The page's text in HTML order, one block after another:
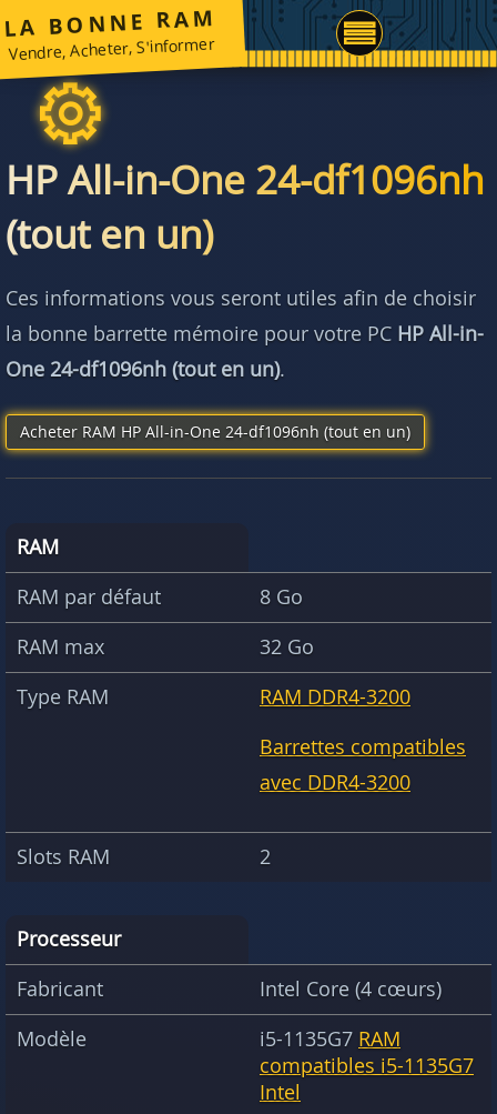
LA BONNE RAM
Vendre, Acheter, S'informer
HP All-in-One 24-df1096nh
(tout en un)
Ces informations vous seront utiles afin de choisir
la bonne barrette mémoire pour votre PC HP All-in-
One 24-df1096nh (tout en un).
Acheter RAM HP All-in-One 24-df1096nh (tout en un)
RAM
RAM par défaut
8 Go
RAM max
32 Go
Type RAM
RAM DDR4-3200
Barrettes compatibles
avec DDR4-3200
Slots RAM 2
Processeur
Fabricant
Intel Core (4 cœurs)
Modèle
i5-1135G7 RAM
compatibles i5-1135G7
Intel